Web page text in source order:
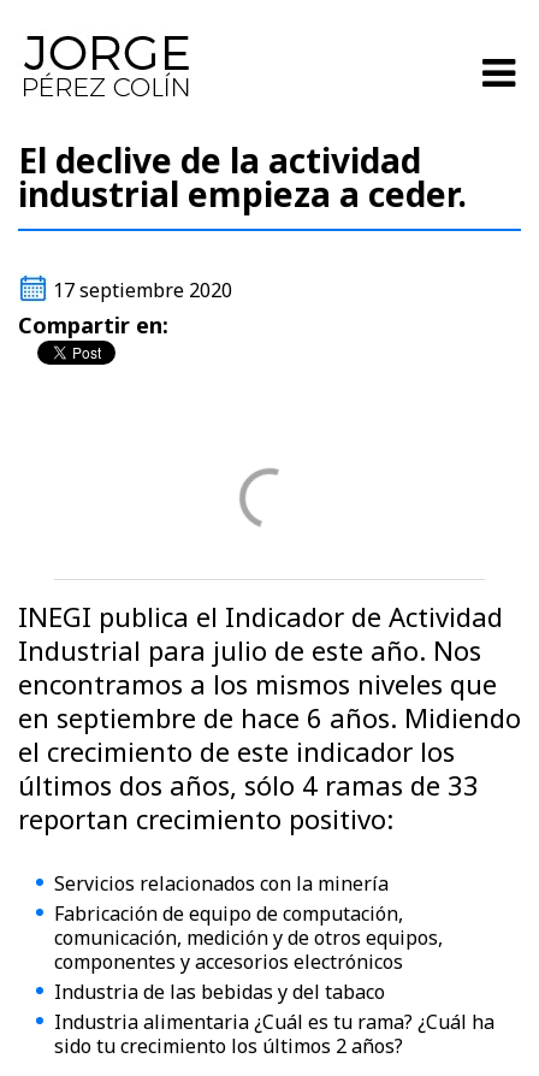
El declive de la actividad
industrial empieza a ceder.
17 septiembre 2020
Compartir en:
INEGI publica el Indicador de Actividad
Industrial para julio de este año. Nos
encontramos a los mismos niveles que
en septiembre de hace 6 años. Midiendo
el crecimiento de este indicador los
últimos dos años, sólo 4 ramas de 33
reportan crecimiento positivo:
Servicios relacionados con la minería
Fabricación de equipo de computación,
comunicación, medición y de otros equipos,
componentes y accesorios electrónicos
Industria de las bebidas y del tabaco
Industria alimentaria ¿Cuál es tu rama? ¿Cuál ha
sido tu crecimiento los últimos 2 años?